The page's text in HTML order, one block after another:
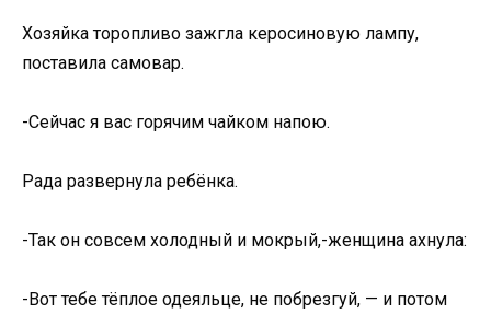
Хозяйка торопливо зажгла керосиновую лампу,
поставила самовар.
-Сейчас я вас горячим чайком напою.
Рада развернула ребёнка.
-Так он совсем холодный и мокрый,-женщина ахнула:
-Вот тебе тёплое одеяльце, не побрезгуй, — и потом